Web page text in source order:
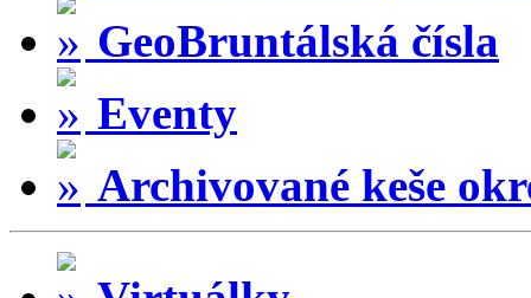
GeoBruntálská čísla
Eventy
Archivované keše